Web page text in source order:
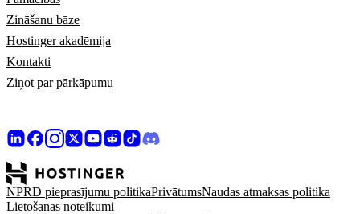
Zināšanu bāze
Hostinger akadēmija
Kontakti
Ziņot par pārkāpumu
NPRD pieprasījumu politikaPrivātumsNaudas atmaksas politika
Lietošanas noteikumi